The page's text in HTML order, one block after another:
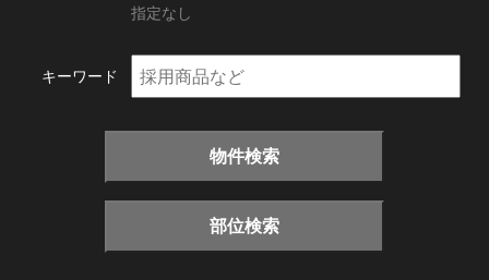
指定なし
キーワード
物件検索
部位検索